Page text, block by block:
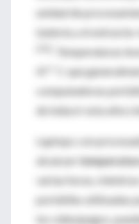
unidad de
batería y el
. Temperaturas
47 º C que
computadoras
de inducir esta
Laptops con
alcanzar
varias horas,
portátiles utilizadas
los videojuegos,